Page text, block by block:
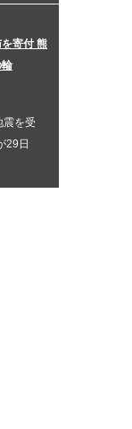
寄付 熊
を受
29日